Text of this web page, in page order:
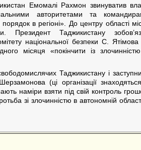
Емомалі Рахмон звинуватив
авторитетами та
в регіоні». До центру області
Президент Таджикистану
національної безпеки С. Ятімова
місяця «покінчити із
Таджикистану і
(ці організації
наміри взяти під свій контроль
зі злочинністю в автономній